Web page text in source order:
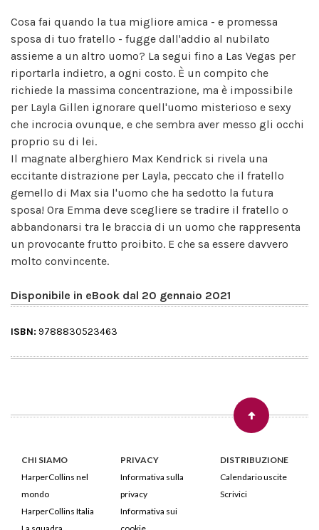
Cosa fai quando la tua migliore amica - e promessa
sposa di tuo fratello - fugge dall'addio al nubilato
assieme a un altro uomo? La segui fino a Las Vegas per
riportarla indietro, a ogni costo. È un compito che
richiede la massima concentrazione, ma è impossibile
per Layla Gillen ignorare quell'uomo misterioso e sexy
che incrocia ovunque, e che sembra aver messo gli occhi
proprio su di lei.
Il magnate alberghiero Max Kendrick si rivela una
eccitante distrazione per Layla, peccato che il fratello
gemello di Max sia l'uomo che ha sedotto la futura
sposa! Ora Emma deve scegliere se tradire il fratello o
abbandonarsi tra le braccia di un uomo che rappresenta
un provocante frutto proibito. E che sa essere davvero
molto convincente.
Disponibile in eBook dal 20 gennaio 2021
ISBN: 9788830523463
CHI SIAMO
HarperCollins nel
mondo
HarperCollins Italia
PRIVACY
Informativa sulla
privacy
Informativa sui
DISTRIBUZIONE
Calendario uscite
Scrivici